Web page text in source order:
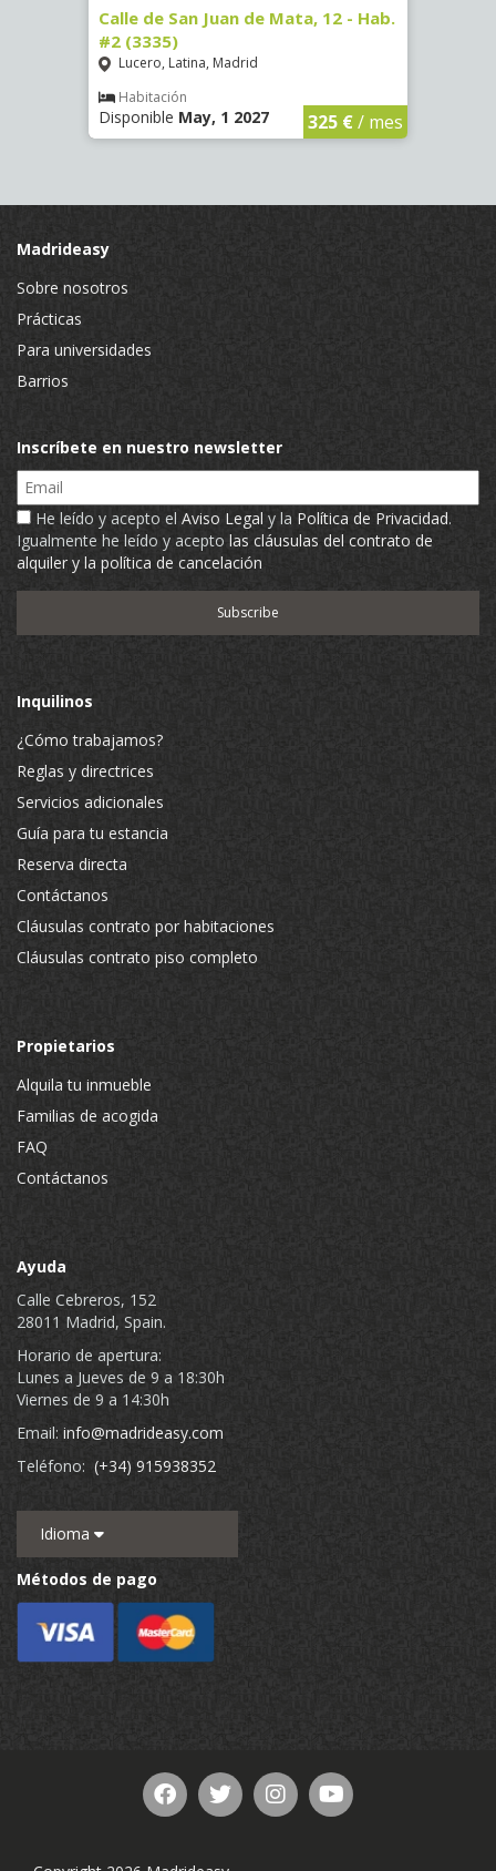
Calle de San Juan de Mata, 12 - Hab.
#2 (3335)
Lucero, Latina, Madrid
Habitación
Disponible May, 1 2027 325 €/ mes
Madrideasy
Sobre nosotros
Prácticas
Para universidades
Barrios
Inscríbete en nuestro newsletter
Email
He leído y acepto el Aviso Legal y la Política de Privacidad.
Igualmente he leído y acepto las cláusulas del contrato de
alquiler y la política de cancelación
Inquilinos
¿Cómo trabajamos?
Reglas y directrices
Servicios adicionales
Guía para tu estancia
Reserva directa
Contáctanos
Cláusulas contrato por habitaciones
Cláusulas contrato piso completo
Propietarios
Alquila tu inmueble
Familias de acogida
FAQ
Contáctanos
Ayuda
Calle Cebreros, 152
28011 Madrid, Spain.
Horario de apertura:
Lunes a Jueves de 9 a 18:30h
Viernes de 9 a 14:30h
Email: info@madrideasy.com
Teléfono: (+34) 915938352
Idioma
Métodos de pago